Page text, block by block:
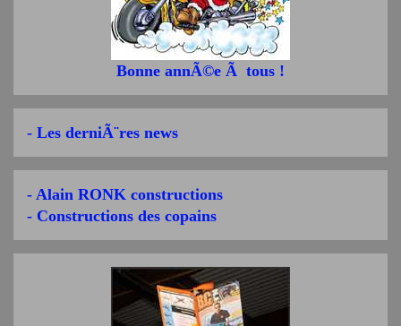
Bonne annÃ©e Ã tous !
- Les derniÃ¨res news
- Alain RONK constructions
- Constructions des copains